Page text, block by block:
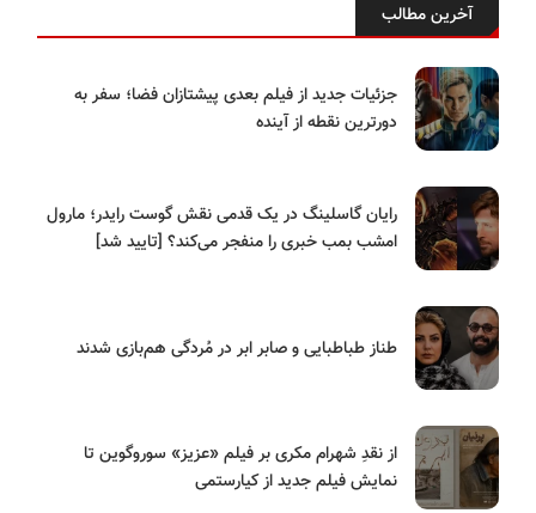
آخرین مطالب
جزئیات جدید از فیلم بعدی پیشتازان فضا؛ سفر به
دورترین نقطه از آینده
رایان گاسلینگ در یک قدمی نقش گوست رایدر؛ مارول
امشب بمب خبری را منفجر می‌کند؟ [تایید شد]
طناز طباطبایی و صابر ابر در مُردگی هم‌بازی شدند
از نقدِ شهرام مکری بر فیلم «عزیز» سوروگوین تا
نمایش فیلم جدید از کیارستمی